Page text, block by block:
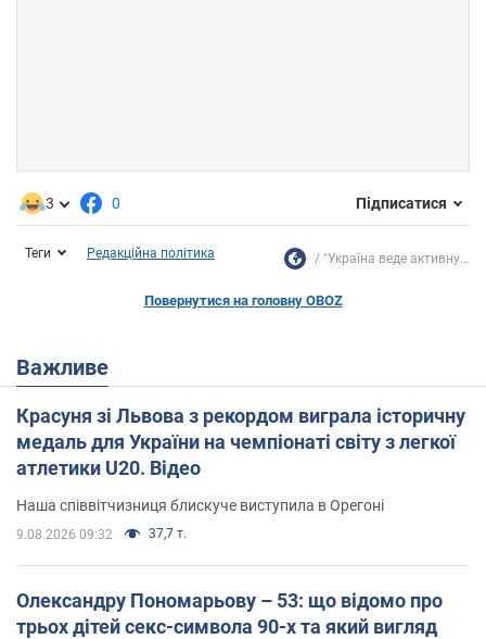
3 0 Підписатися
Теги Редакційна політика "Україна веде активну...
Повернутися на головну OBOZ
Важливе
Красуня зі Львова з рекордом виграла історичну
медаль для України на чемпіонаті світу з легкої
атлетики U20. Відео
Наша співвітчизниця блискуче виступила в Орегоні
9.08.2026 09:32 37,7 т.
Олександру Пономарьову – 53: що відомо про
трьох дітей секс-символа 90-х та який вигляд